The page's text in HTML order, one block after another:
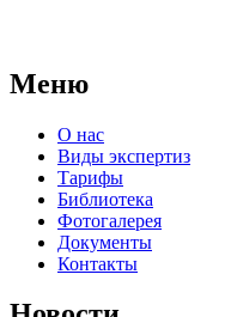
Меню
О нас
Виды экспертиз
Тарифы
Библиотека
Фотогалерея
Документы
Контакты